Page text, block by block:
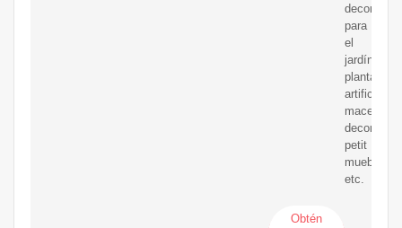
decoración
para
el
jardín,
plantas
artificiales,
macetas
decorada,
petit
muebles,
etc.
Obtén